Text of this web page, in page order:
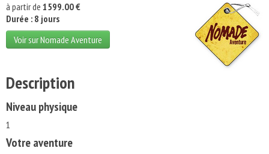
à partir de 1599.00 €
Durée : 8 jours
Voir sur Nomade Aventure
Description
Niveau physique
1
Votre aventure